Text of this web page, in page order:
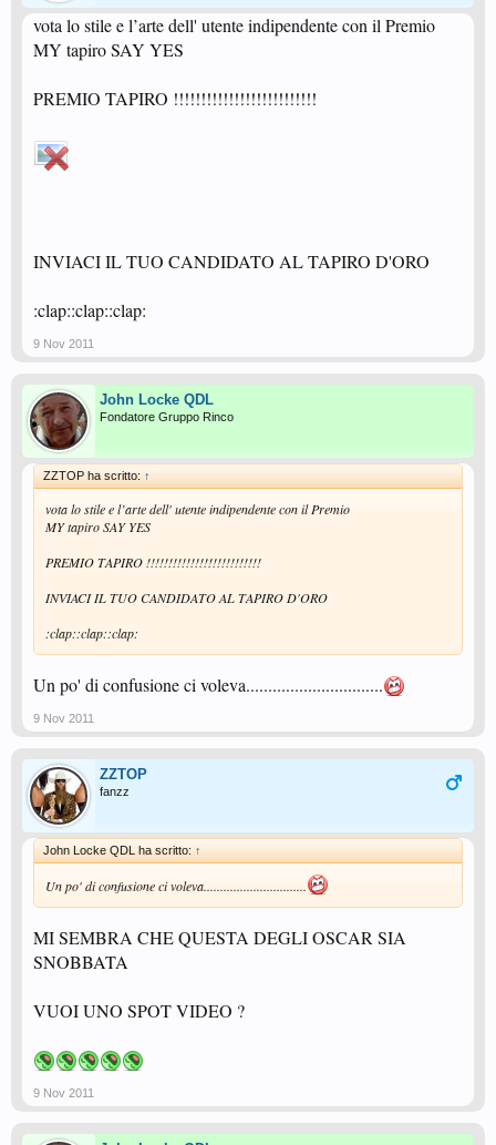
vota lo stile e l’arte dell' utente indipendente con il Premio
MY tapiro SAY YES
PREMIO TAPIRO !!!!!!!!!!!!!!!!!!!!!!!!!!
INVIACI IL TUO CANDIDATO AL TAPIRO D'ORO
:clap::clap::clap:
9 Nov 2011
John Locke QDL
Fondatore Gruppo Rinco
ZZTOP ha scritto: ↑
vota lo stile e l’arte dell' utente indipendente con il Premio
MY tapiro SAY YES
PREMIO TAPIRO !!!!!!!!!!!!!!!!!!!!!!!!!!
INVIACI IL TUO CANDIDATO AL TAPIRO D'ORO
:clap::clap::clap:
Un po' di confusione ci voleva...............................
9 Nov 2011
ZZTOP
fanzz
John Locke QDL ha scritto: ↑
Un po' di confusione ci voleva...............................
MI SEMBRA CHE QUESTA DEGLI OSCAR SIA
SNOBBATA
VUOI UNO SPOT VIDEO ?
9 Nov 2011